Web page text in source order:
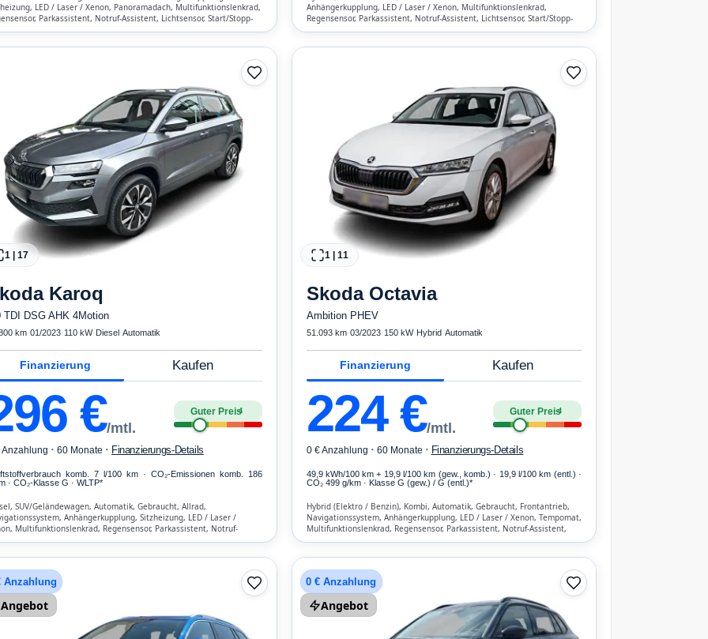
LED / Laser / Xenon, Panoramadach, Multifunktionslenkrad,
Parkassistent, Notruf-Assistent, Lichtsensor, Start/Stopp-
Anhängerkupplung, LED / Laser / Xenon, Multifunktionslenkrad,
Regensensor, Parkassistent, Notruf-Assistent, Lichtsensor, Start/Stopp-
1 17
Karoq
TDI DSG AHK 4Motion
km·01/2023· 110 kW· Diesel·Automatik
Finanzierung Kaufen
€/mtl.
Guter Preis4
Anzahlung · 60 Monate · Finanzierungs-Details
komb. 7 l/100 km · CO₂-Emissionen komb. 186
· CO₂-Klasse G · WLTP*
SUV/Geländewagen, Automatik, Gebraucht, Allrad,
Anhängerkupplung, Sitzheizung, LED / Laser /
Multifunktionslenkrad, Regensensor, Parkassistent, Notruf-
Lichtsensor, Start/Stopp-Automatik, Bluetooth,
1| 11
Skoda Octavia
Ambition PHEV
51.093 km·03/2023· 150 kW· Hybrid·Automatik
Finanzierung Kaufen
224€/mtl.
Guter Preis4
0 € Anzahlung · 60 Monate · Finanzierungs-Details
49,9 kWh/100 km + 19,9 l/100 km (gew., komb.) · 19,9 l/100 km (entl.) ·
CO₂ 499 g/km · Klasse G (gew.) / G (entl.)*
Hybrid (Elektro / Benzin), Kombi, Automatik, Gebraucht, Frontantrieb,
Navigationssystem, Anhängerkupplung, LED / Laser / Xenon, Tempomat,
Multifunktionslenkrad, Regensensor, Parkassistent, Notruf-Assistent,
Lichtsensor, Start/Stopp-Automatik, Bluetooth, Freisprecheinrichtung,
Anzahlung
Angebot
0 € Anzahlung
Angebot